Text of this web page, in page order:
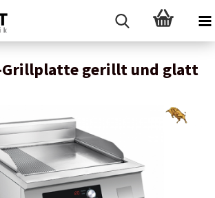
gerillt und glatt